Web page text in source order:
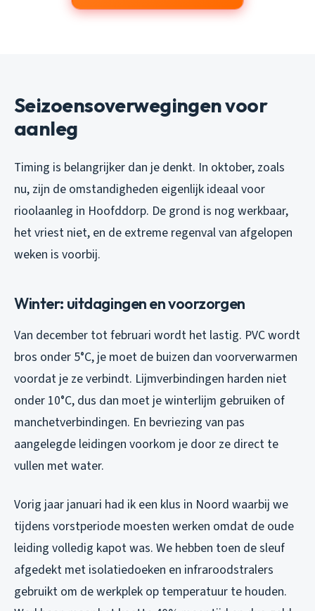
Seizoensoverwegingen voor
aanleg
Timing is belangrijker dan je denkt. In oktober, zoals
nu, zijn de omstandigheden eigenlijk ideaal voor
rioolaanleg in Hoofddorp. De grond is nog werkbaar,
het vriest niet, en de extreme regenval van afgelopen
weken is voorbij.
Winter: uitdagingen en voorzorgen
Van december tot februari wordt het lastig. PVC wordt
bros onder 5°C, je moet de buizen dan voorverwarmen
voordat je ze verbindt. Lijmverbindingen harden niet
onder 10°C, dus dan moet je winterlijm gebruiken of
manchetverbindingen. En bevriezing van pas
aangelegde leidingen voorkom je door ze direct te
vullen met water.
Vorig jaar januari had ik een klus in Noord waarbij we
tijdens vorstperiode moesten werken omdat de oude
leiding volledig kapot was. We hebben toen de sleuf
afgedekt met isolatiedoeken en infraroodstralers
gebruikt om de werkplek op temperatuur te houden.